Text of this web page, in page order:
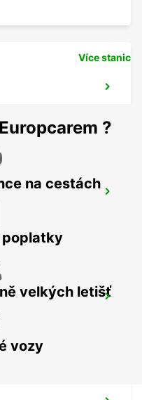
Více stanic
?
na cestách
velkých letišť
vozy